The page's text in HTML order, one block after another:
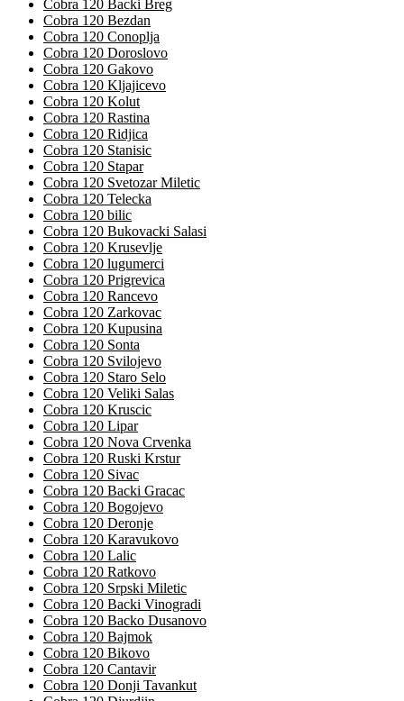
Cobra 120 Backi Breg
Cobra 120 Bezdan
Cobra 120 Conoplja
Cobra 120 Doroslovo
Cobra 120 Gakovo
Cobra 120 Kljajicevo
Cobra 120 Kolut
Cobra 120 Rastina
Cobra 120 Ridjica
Cobra 120 Stanisic
Cobra 120 Stapar
Cobra 120 Svetozar Miletic
Cobra 120 Telecka
Cobra 120 bilic
Cobra 120 Bukovacki Salasi
Cobra 120 Krusevlje
Cobra 120 lugumerci
Cobra 120 Prigrevica
Cobra 120 Rancevo
Cobra 120 Zarkovac
Cobra 120 Kupusina
Cobra 120 Sonta
Cobra 120 Svilojevo
Cobra 120 Staro Selo
Cobra 120 Veliki Salas
Cobra 120 Kruscic
Cobra 120 Lipar
Cobra 120 Nova Crvenka
Cobra 120 Ruski Krstur
Cobra 120 Sivac
Cobra 120 Backi Gracac
Cobra 120 Bogojevo
Cobra 120 Deronje
Cobra 120 Karavukovo
Cobra 120 Lalic
Cobra 120 Ratkovo
Cobra 120 Srpski Miletic
Cobra 120 Backi Vinogradi
Cobra 120 Backo Dusanovo
Cobra 120 Bajmok
Cobra 120 Bikovo
Cobra 120 Cantavir
Cobra 120 Donji Tavankut